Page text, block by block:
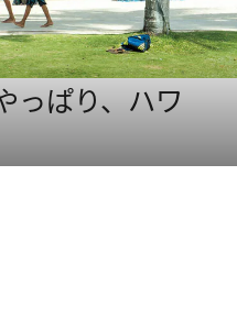
っぱり、ハワ